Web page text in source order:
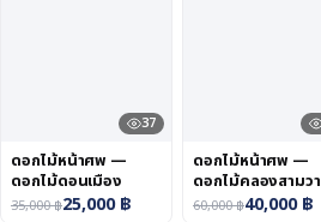
37
ดอกไม้หน้าศพ —
ดอกไม้ดอนเมือง
35,000฿25,000฿
ดอกไม้หน้าศพ —
ดอกไม้คลองสามวา
60,000฿40,000฿